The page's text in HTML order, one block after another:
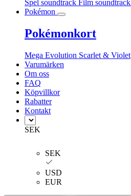
Spel soundtrack Film soundtrack
Pokémon
Pokémonkort
Mega Evolution Scarlet & Violet
Varumärken
Om oss
FAQ
Köpvillkor
Rabatter
Kontakt
SEK
SEK
USD
EUR